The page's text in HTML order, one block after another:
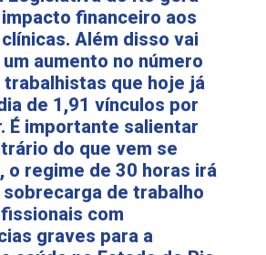
financeiro aos
Além disso vai
aumento no número
trabalhistas que hoje já
de 1,91 vínculos por
É importante salientar
do que vem se
o regime de 30 horas irá
sobrecarga de trabalho
com
graves para a